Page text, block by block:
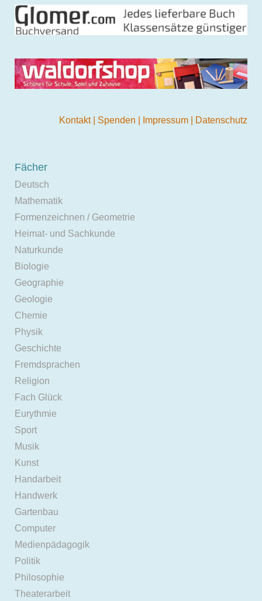
Kontakt Spenden Impressum Datenschutz
Fächer
Deutsch
Mathematik
Formenzeichnen / Geometrie
Heimat- und Sachkunde
Naturkunde
Biologie
Geographie
Geologie
Chemie
Physik
Geschichte
Fremdsprachen
Religion
Fach Glück
Eurythmie
Sport
Musik
Kunst
Handarbeit
Handwerk
Gartenbau
Computer
Medienpädagogik
Politik
Philosophie
Theaterarbeit